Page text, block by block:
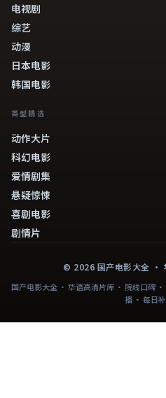
电视剧
综艺
动漫
日本电影
韩国电影
类型精选
动作大片
科幻电影
爱情剧集
悬疑惊悚
喜剧电影
剧情片
© 2026 国产电影大全 ·
国产电影大全 · 华语高清片库 · 院线口碑
播 · 每日